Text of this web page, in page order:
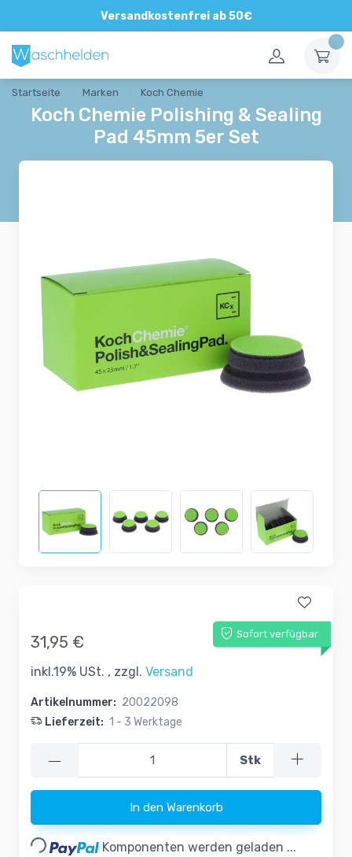
Versandkostenfrei ab 50€
Direkte und persönliche Beratung
Startseite Marken Koch Chemie
Koch Chemie Polishing & Sealing
Pad 45mm 5er Set
Sofort verfügbar
31,95 €
inkl.19% USt. , zzgl. Versand
Artikelnummer: 20022098
Lieferzeit: 1 - 3 Werktage
— Stk
In den Warenkorb
Loading... Komponenten werden geladen ...